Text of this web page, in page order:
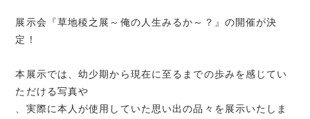
展示会『草地稜之展～俺の人生みるか～？』の開催が決
定！
本展示では、幼少期から現在に至るまでの歩みを感じてい
ただける写真や
、実際に本人が使用していた思い出の品々を展示いたしま